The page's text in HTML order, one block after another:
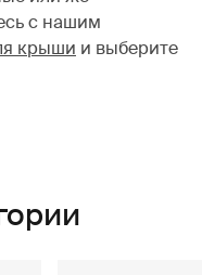
с нашим
крыши и выберите